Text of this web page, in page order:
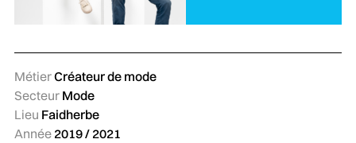
MétierCréateur de mode
Secteur Mode
Lieu Faidherbe
Année 2019 / 2021